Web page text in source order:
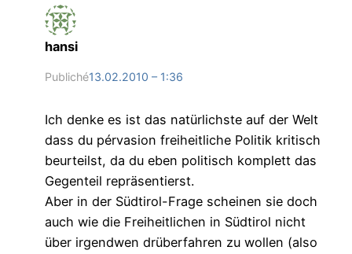
hansi
Publiché13.02.2010 – 1:36
Ich denke es ist das natürlichste auf der Welt
dass du pérvasion freiheitliche Politik kritisch
beurteilst, da du eben politisch komplett das
Gegenteil repräsentierst.
Aber in der Südtirol-Frage scheinen sie doch
auch wie die Freiheitlichen in Südtirol nicht
über irgendwen drüberfahren zu wollen (also